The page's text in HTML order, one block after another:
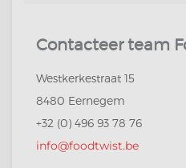
Contacteer team
Westkerkestraat 15
8480 Eernegem
+32 (0) 496 93 78 76
info@foodtwist.be